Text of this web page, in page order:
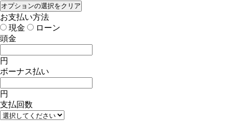
オプションの選択をクリア
お支払い方法
現金
ローン
頭金
円
ボーナス払い
円
支払回数